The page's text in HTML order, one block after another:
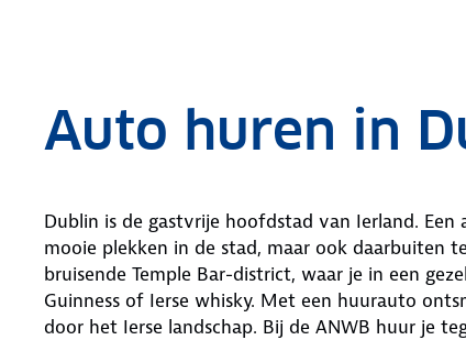
Auto huren in
Dublin is de gastvrije hoofdstad van Ierland.
mooie plekken in de stad, maar ook daarbuiten
bruisende Temple Bar-district, waar je in een
Guinness of Ierse whisky. Met een huurauto
door het Ierse landschap. Bij de ANWB huur je